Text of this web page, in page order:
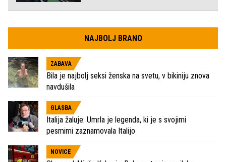
NAJBOLJ BRANO
ZABAVA
Bila je najbolj seksi ženska na svetu, v bikiniju znova
navdušila
GLASBA
Italija žaluje: Umrla je legenda, ki je s svojimi
pesmimi zaznamovala Italijo
NOVICE